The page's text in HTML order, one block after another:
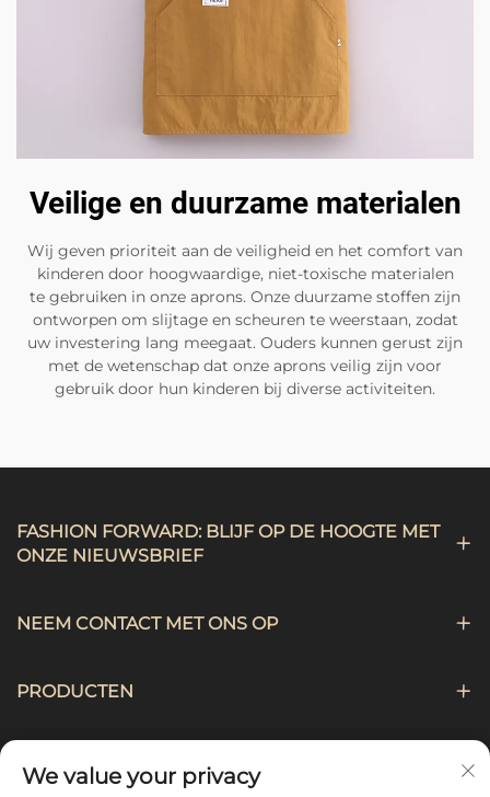
Veilige en duurzame materialen
Wij geven prioriteit aan de veiligheid en het comfort van
kinderen door hoogwaardige, niet-toxische materialen
te gebruiken in onze aprons. Onze duurzame stoffen zijn
ontworpen om slijtage en scheuren te weerstaan, zodat
uw investering lang meegaat. Ouders kunnen gerust zijn
met de wetenschap dat onze aprons veilig zijn voor
gebruik door hun kinderen bij diverse activiteiten.
FASHION FORWARD: BLIJF OP DE HOOGTE MET
ONZE NIEUWSBRIEF
NEEM CONTACT MET ONS OP
PRODUCTEN
We value your privacy